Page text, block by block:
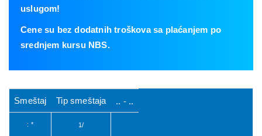
uslugom!
Cene su bez dodatnih troškova sa plaćanjem po
srednjem kursu NBS.
Smeštaj Tip smeštaja .. - ..
: * 1/